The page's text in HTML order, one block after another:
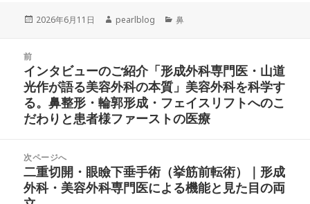
投
2026年6月11日
作
pearlblog
カ
ー
鼻
前
前
の
投
稿:
インタビューのご紹介「形成外科専門医・山道
光作が語る美容外科の本質」美容外科を科学す
る。鼻整形・輪郭形成・フェイスリフトへのこ
だわりと患者様ファーストの医療
次ページへ
次
の
二重切開・眼瞼下垂手術（挙筋前転術）｜形成
外科・美容外科専門医による機能と見た目の両